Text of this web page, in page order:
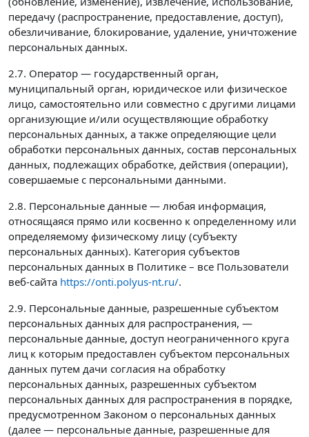
передачу (распространение, предоставление, доступ),
обезличивание, блокирование, удаление, уничтожение
персональных данных.
2.7. Оператор — государственный орган,
муниципальный орган, юридическое или физическое
лицо, самостоятельно или совместно с другими лицами
организующие и/или осуществляющие обработку
персональных данных, а также определяющие цели
обработки персональных данных, состав персональных
данных, подлежащих обработке, действия (операции),
совершаемые с персональными данными.
2.8. Персональные данные — любая информация,
относящаяся прямо или косвенно к определенному или
определяемому физическому лицу (субъекту
персональных данных). Категория субъектов
персональных данных в Политике – все Пользователи
веб-сайта https://onti.polyus-nt.ru/.
2.9. Персональные данные, разрешенные субъектом
персональных данных для распространения, —
персональные данные, доступ неограниченного круга
лиц к которым предоставлен субъектом персональных
данных путем дачи согласия на обработку
персональных данных, разрешенных субъектом
персональных данных для распространения в порядке,
предусмотренном Законом о персональных данных
(далее — персональные данные, разрешенные для